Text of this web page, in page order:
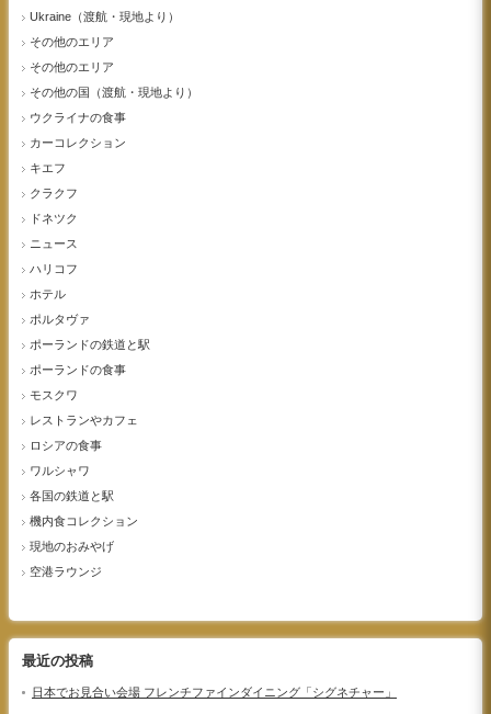
Ukraine（渡航・現地より）
その他のエリア
その他のエリア
その他の国（渡航・現地より）
ウクライナの食事
カーコレクション
キエフ
クラクフ
ドネツク
ニュース
ハリコフ
ホテル
ポルタヴァ
ポーランドの鉄道と駅
ポーランドの食事
モスクワ
レストランやカフェ
ロシアの食事
ワルシャワ
各国の鉄道と駅
機内食コレクション
現地のおみやげ
空港ラウンジ
最近の投稿
日本でお見合い会場 フレンチファインダイニング「シグネチャー」